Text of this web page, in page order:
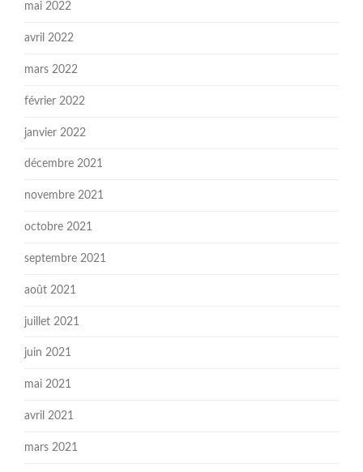
mai 2022
avril 2022
mars 2022
février 2022
janvier 2022
décembre 2021
novembre 2021
octobre 2021
septembre 2021
août 2021
juillet 2021
juin 2021
mai 2021
avril 2021
mars 2021